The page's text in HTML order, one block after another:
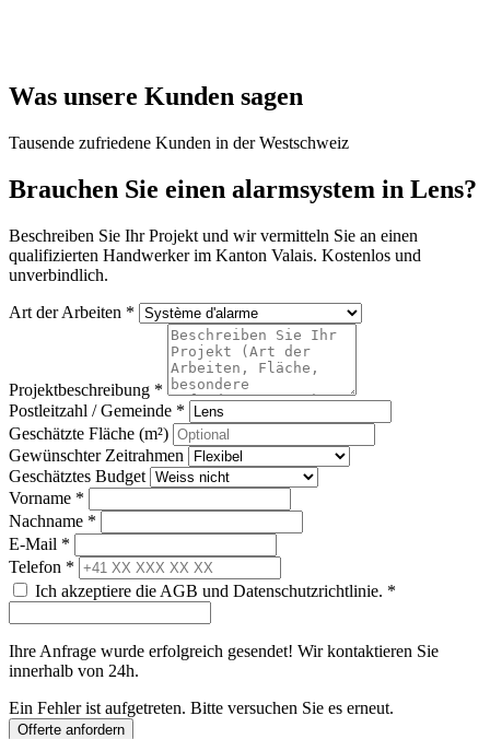
Was unsere Kunden sagen
Tausende zufriedene Kunden in der Westschweiz
Brauchen Sie einen alarmsystem in Lens?
Beschreiben Sie Ihr Projekt und wir vermitteln Sie an einen
qualifizierten Handwerker im Kanton Valais. Kostenlos und
unverbindlich.
Art der Arbeiten *
Projektbeschreibung *
Postleitzahl / Gemeinde *
Geschätzte Fläche (m²)
Gewünschter Zeitrahmen
Geschätztes Budget
Vorname *
Nachname *
E-Mail *
Telefon *
Ich akzeptiere die AGB und Datenschutzrichtlinie. *
Ihre Anfrage wurde erfolgreich gesendet! Wir kontaktieren Sie
innerhalb von 24h.
Ein Fehler ist aufgetreten. Bitte versuchen Sie es erneut.
Offerte anfordern